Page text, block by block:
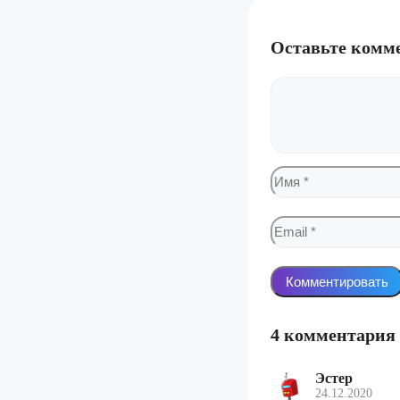
4 комментария
Эстер
24.12.2020
Оставьте
Имя
Email